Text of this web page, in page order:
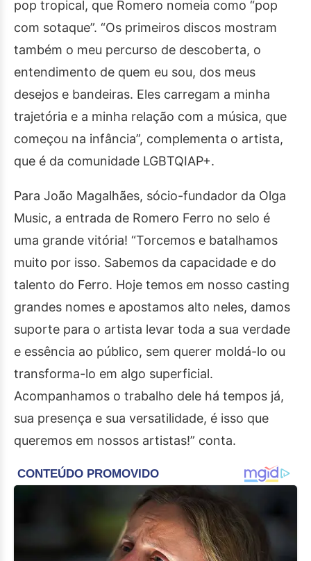
pop tropical, que Romero nomeia como “pop
com sotaque”. “Os primeiros discos mostram
também o meu percurso de descoberta, o
entendimento de quem eu sou, dos meus
desejos e bandeiras. Eles carregam a minha
trajetória e a minha relação com a música, que
começou na infância”, complementa o artista,
que é da comunidade LGBTQIAP+.
Para João Magalhães, sócio-fundador da Olga
Music, a entrada de Romero Ferro no selo é
uma grande vitória! “Torcemos e batalhamos
muito por isso. Sabemos da capacidade e do
talento do Ferro. Hoje temos em nosso casting
grandes nomes e apostamos alto neles, damos
suporte para o artista levar toda a sua verdade
e essência ao público, sem querer moldá-lo ou
transforma-lo em algo superficial.
Acompanhamos o trabalho dele há tempos já,
sua presença e sua versatilidade, é isso que
queremos em nossos artistas!” conta.